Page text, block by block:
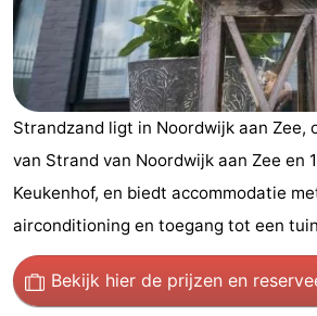
(&
breakfasts)
Campings
Hotels
Vakantiehuizen
De
Gouden
-
De
-
Strandzand ligt in Noordwijk aan Zee,
van Strand van Noordwijk aan Zee en
Keukenhof, en biedt accommodatie
airconditioning en toegang tot een
Bekijk hier de prijzen en